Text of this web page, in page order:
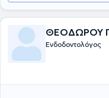
ΘΕΟΔΩΡΟΥ
Ενδοδοντολόγος